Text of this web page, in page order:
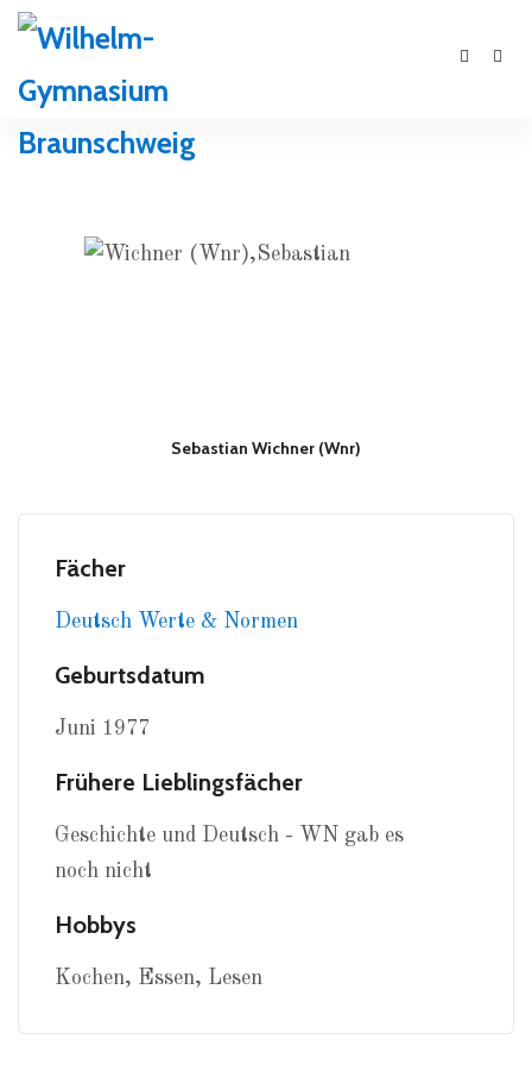
Sebastian Wichner (Wnr)
Fächer
Deutsch Werte & Normen
Geburtsdatum
Juni 1977
Frühere Lieblingsfächer
Geschichte und Deutsch - WN gab es
noch nicht
Hobbys
Kochen, Essen, Lesen